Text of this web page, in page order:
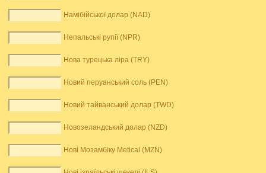
Намібійської долар (NAD)
Непальські рупії (NPR)
Нова турецька ліра (TRY)
Новий перуанський соль (PEN)
Новий тайванський долар (TWD)
Новозеландський долар (NZD)
Нові Мозамбіку Metical (MZN)